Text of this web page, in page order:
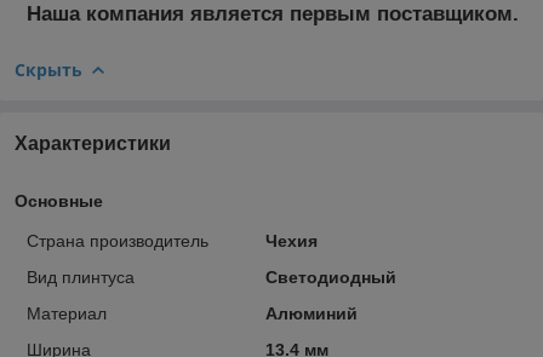
Наша компания является первым поставщиком.
Скрыть
Характеристики
Основные
Страна производитель
Чехия
Вид плинтуса
Светодиодный
Материал
Алюминий
Ширина
13.4 мм